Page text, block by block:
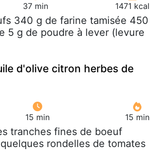
37 min 1471 kcal
340 g de farine tamisée 450
5 g de poudre à lever (levure
d'olive citron herbes de
15 min 15 min
tranches fines de boeuf
rondelles de tomates